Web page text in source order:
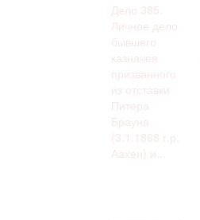
Дело 385.
Личное дело
бывшего
казначея
призванного
из отставки
Питера
Брауна
(3.1.1868 г.р.
Аахен) и...